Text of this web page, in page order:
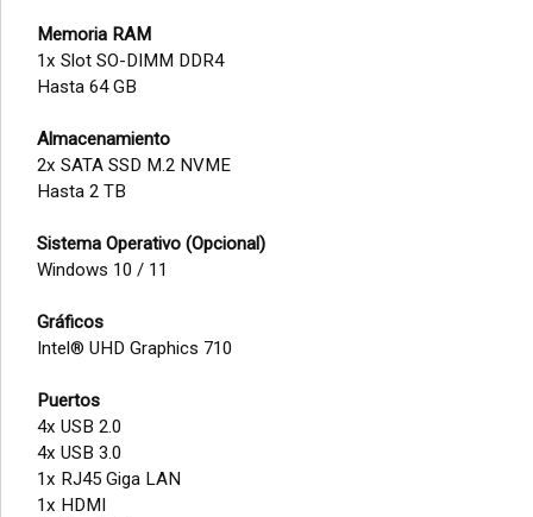
Memoria RAM
1x Slot SO-DIMM DDR4
Hasta 64 GB
Almacenamiento
2x SATA SSD M.2 NVME
Hasta 2 TB
Sistema Operativo (Opcional)
Windows 10 / 11
Gráficos
Intel® UHD Graphics 710
Puertos
4x USB 2.0
4x USB 3.0
1x RJ45 Giga LAN
1x HDMI